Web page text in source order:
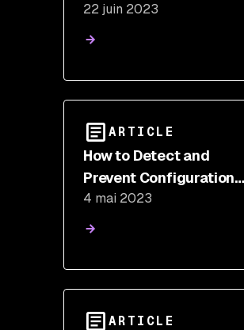
DevSecOps
implementation
22 juin 2023
ARTICLE
How to Detect and
Prevent Configuration
Drift
4 mai 2023
ARTICLE